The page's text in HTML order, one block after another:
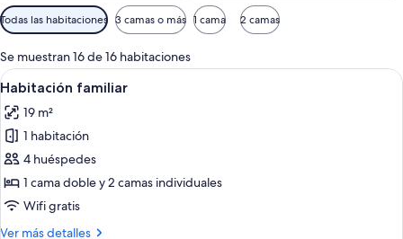
Filtros
disponibles
para
las
habitaciones
Todas las habitaciones 3 camas o más 1 cama 2 camas
Se muestran 16 de 16 habitaciones
Abrir
todas
las
fotos
de
Habitación
familiar
Habitación de hotel con una cama
4
Habitación familiar
19 m²
1 habitación
4 huéspedes
1 cama doble y 2 camas individuales
Wifi gratis
Ver más detalles
Más